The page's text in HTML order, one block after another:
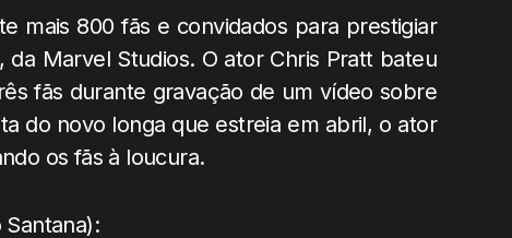
mais 800 fãs e convidados para prestigiar
Marvel Studios. O ator Chris Pratt bateu
fãs durante gravação de um vídeo sobre
do novo longa que estreia em abril, o ator
os fãs à loucura.